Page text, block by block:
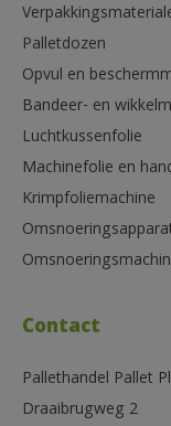
Palletdozen
Opvul en
Bandeer- en
Luchtkussenfolie
Machinefolie en
Krimpfoliemachine
Contact
Pallethandel Pallet
Draaibrugweg 2